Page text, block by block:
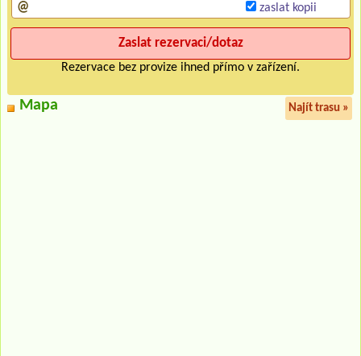
zaslat kopii
Rezervace bez provize ihned přímo v zařízení.
Mapa Najít trasu »